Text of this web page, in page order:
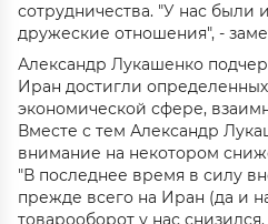
сотрудничества. "У нас были
дружеские отношения", -
Александр Лукашенко
Иран достигли определенных
экономической сфере,
Вместе с тем Александр
внимание на некотором
"В последнее время в силу
прежде всего на Иран (да и
товарооборот у нас